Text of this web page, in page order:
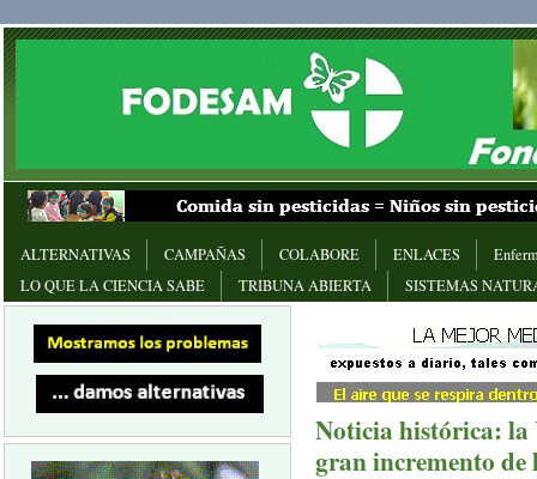
ALTERNATIVAS CAMPAÑAS COLABORE ENLACES
LO QUE LA CIENCIA SABE
TRIBUNA ABIERTA SISTEMAS
Noticia histórica: la
gran incremento